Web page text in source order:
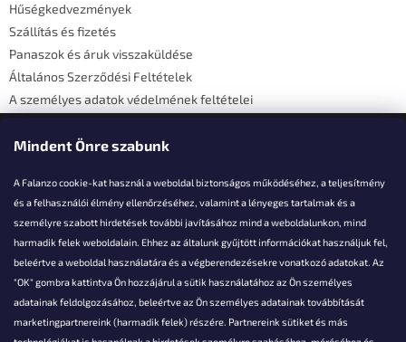
Mindent Önre szabunk
A Falanzo cookie-kat használ a weboldal biztonságos működéséhez, a teljesítmény
és a felhasználói élmény ellenőrzéséhez, valamint a lényeges tartalmak és a
személyre szabott hirdetések további javításához mind a weboldalunkon, mind
harmadik felek weboldalain. Ehhez az általunk gyűjtött információkat használjuk fel,
beleértve a weboldal használatára és a végberendezésekre vonatkozó adatokat. Az
"OK" gombra kattintva Ön hozzájárul a sütik használatához az Ön személyes
adatainak feldolgozásához, beleértve az Ön személyes adatainak továbbítását
marketingpartnereink (harmadik felek) részére. Partnereink sütiket és más
Hűségkedvezmények
Szállítás és fizetés
Panaszok és áruk visszaküldése
Általános Szerződési Feltételek
A személyes adatok védelmének feltételei
Elérhetőségi adatok
Akarsz kérdezni valamit?
info@falanzo.hu